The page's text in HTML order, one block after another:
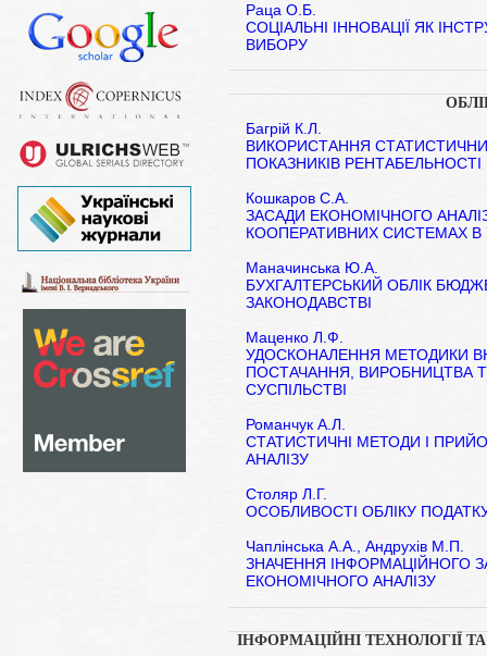
Раца О.Б.
СОЦІАЛЬНІ ІННОВАЦІЇ ЯК
ВИБОРУ
Багрій К.Л.
ВИКОРИСТАННЯ
ПОКАЗНИКІВ РЕНТАБЕЛЬНОСТІ
Кошкаров С.А.
ЗАСАДИ ЕКОНОМІЧНОГО
КООПЕРАТИВНИХ СИСТЕМАХ В
Маначинська Ю.А.
БУХГАЛТЕРСЬКИЙ ОБЛІК
ЗАКОНОДАВСТВІ
Маценко Л.Ф.
УДОСКОНАЛЕННЯ МЕТОДИКИ
ПОСТАЧАННЯ, ВИРОБНИЦТВА
СУСПІЛЬСТВІ
Романчук А.Л.
СТАТИСТИЧНІ МЕТОДИ І
АНАЛІЗУ
Столяр Л.Г.
ОСОБЛИВОСТІ ОБЛІКУ
Чаплінська А.А., Андрухів М.П.
ЗНАЧЕННЯ ІНФОРМАЦІЙНОГО
ЕКОНОМІЧНОГО АНАЛІЗУ
ІНФОРМАЦІЙНІ ТЕХНОЛОГІЇ